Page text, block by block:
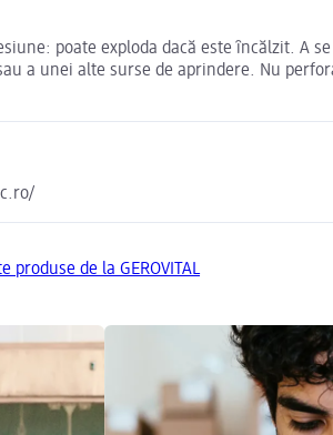
poate exploda dacă este ȋncălzit. A
a unei alte surse de aprindere. Nu
produse de la GEROVITAL